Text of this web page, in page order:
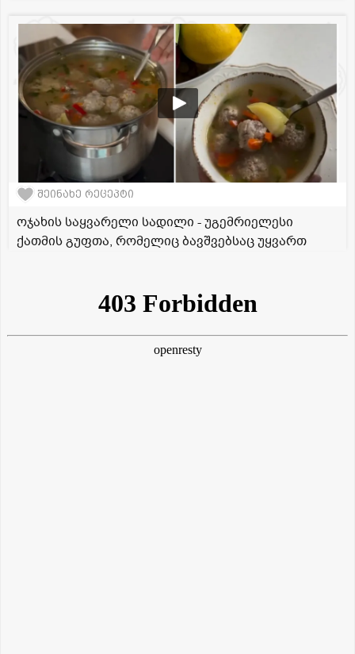
შეინახე რეცეპტი
ოჯახის საყვარელი სადილი - უგემრიელესი
ქათმის გუფთა, რომელიც ბავშვებსაც უყვართ